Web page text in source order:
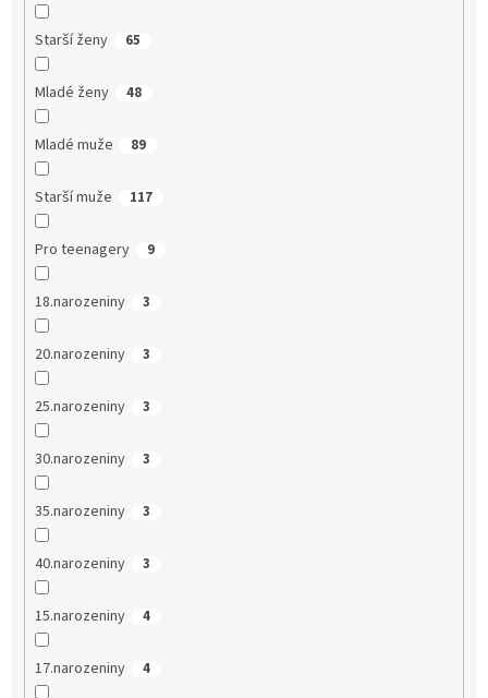
Starší ženy 65
Mladé ženy 48
Mladé muže 89
Starší muže 117
Pro teenagery 9
18.narozeniny 3
20.narozeniny 3
25.narozeniny 3
30.narozeniny 3
35.narozeniny 3
40.narozeniny 3
15.narozeniny 4
17.narozeniny 4